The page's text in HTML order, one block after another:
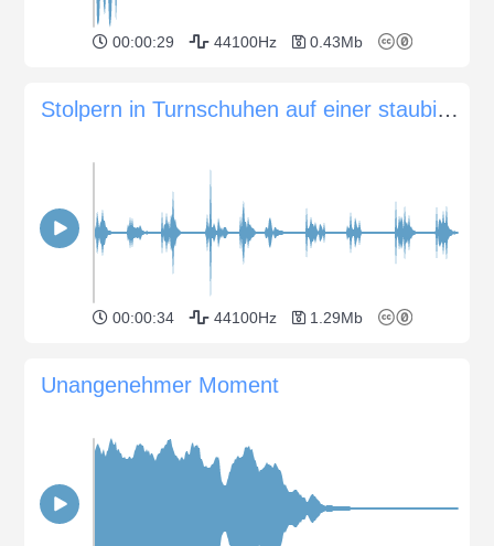
00:00:29 44100Hz 0.43Mb
Stolpern in Turnschuhen auf einer staubigen Strecke
00:00:34 44100Hz 1.29Mb
Unangenehmer Moment